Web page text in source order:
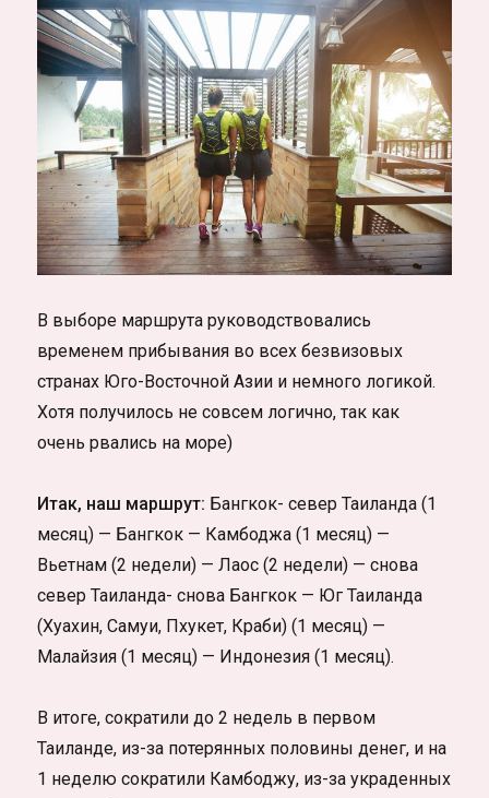
В выборе маршрута руководствовались
временем прибывания во всех безвизовых
странах Юго-Восточной Азии и немного логикой.
Хотя получилось не совсем логично, так как
очень рвались на море)
Итак, наш маршрут: Бангкок- север Таиланда (1
месяц) — Бангкок — Камбоджа (1 месяц) —
Вьетнам (2 недели) — Лаос (2 недели) — снова
север Таиланда- снова Бангкок — Юг Таиланда
(Хуахин, Самуи, Пхукет, Краби) (1 месяц) —
Малайзия (1 месяц) — Индонезия (1 месяц).
В итоге, сократили до 2 недель в первом
Таиланде, из-за потерянных половины денег, и на
1 неделю сократили Камбоджу, из-за украденных